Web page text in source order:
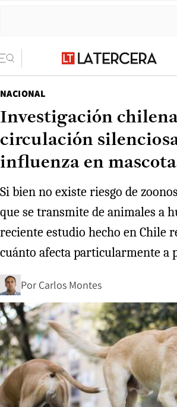
NACIONAL
Investigación
circulación
influenza en
Si bien no existe riesgo de
que se transmite de animales a
reciente estudio hecho en Chile
cuánto afecta particularmente a
Por Carlos Montes